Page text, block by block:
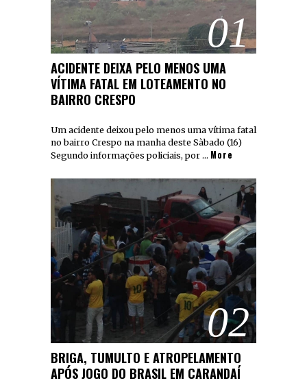
01
ACIDENTE DEIXA PELO MENOS UMA
VÍTIMA FATAL EM LOTEAMENTO NO
BAIRRO CRESPO
Um acidente deixou pelo menos uma vítima fatal
no bairro Crespo na manha deste Sàbado (16)
Segundo informações policiais, por … More
02
BRIGA, TUMULTO E ATROPELAMENTO
APÓS JOGO DO BRASIL EM CARANDAÍ